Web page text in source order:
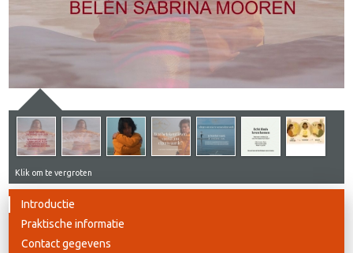
Klik om te vergroten
Introductie
Praktische informatie
Contact gegevens